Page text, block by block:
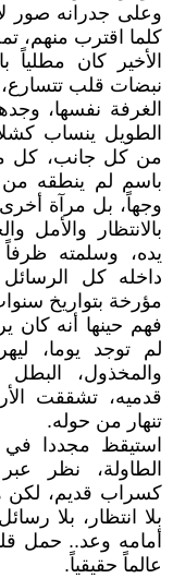
وعلى جدرانه صور
كلما اقترب منهم،
الأخير كان مطلياً
نبضات قلب
الغرفة نفسها،
الطويل ينساب
من كل جانب، كل
باسم لم ينطقه من
وجهاً، بل مرآة
بالانتظار والأمل
يده، وسلمته
داخله كل الرسائل
مؤرخة بتواريخ
فهم حينها أنه
لم توجد يوما،
والمخذول، البطل
قدميه، تشققت
تنهار من حوله.
استيقظ مجددا
الطاولة، نظر
كسراب قديم، لكن
بلا انتظار، بلا
أمامه وعد.. حمل
عالماً حقيقياً.